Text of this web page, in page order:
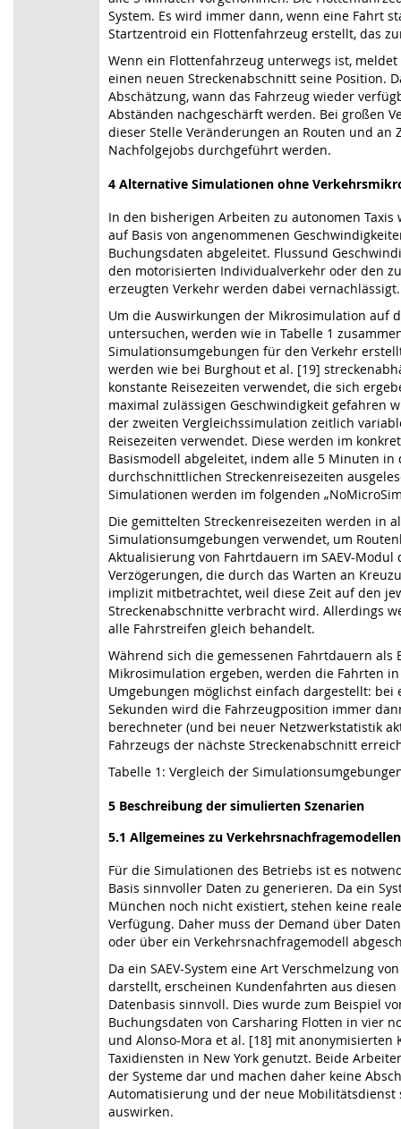
System. Es wird immer dann, wenn eine Fahrt
Startzentroid ein Flottenfahrzeug erstellt, das
Wenn ein Flottenfahrzeug unterwegs ist,
einen neuen Streckenabschnitt seine Position.
Abschätzung, wann das Fahrzeug wieder
Abständen nachgeschärft werden. Bei großen
dieser Stelle Veränderungen an Routen und an
Nachfolgejobs durchgeführt werden.
4 Alternative Simulationen ohne
In den bisherigen Arbeiten zu autonomen Taxis
auf Basis von angenommenen
Buchungsdaten abgeleitet. Flussund
den motorisierten Individualverkehr oder den
erzeugten Verkehr werden dabei vernachlässigt.
Um die Auswirkungen der Mikrosimulation auf
untersuchen, werden wie in Tabelle 1
Simulationsumgebungen für den Verkehr
werden wie bei Burghout et al. [19]
konstante Reisezeiten verwendet, die sich
maximal zulässigen Geschwindigkeit gefahren
der zweiten Vergleichssimulation zeitlich
Reisezeiten verwendet. Diese werden im
Basismodell abgeleitet, indem alle 5 Minuten in
durchschnittlichen Streckenreisezeiten
Simulationen werden im folgenden
Die gemittelten Streckenreisezeiten werden in
Simulationsumgebungen verwendet, um
Aktualisierung von Fahrtdauern im SAEV-
Verzögerungen, die durch das Warten an
implizit mitbetrachtet, weil diese Zeit auf den
Streckenabschnitte verbracht wird. Allerdings
alle Fahrstreifen gleich behandelt.
Während sich die gemessenen Fahrtdauern als
Mikrosimulation ergeben, werden die Fahrten in
Umgebungen möglichst einfach dargestellt: bei
Sekunden wird die Fahrzeugposition immer
berechneter (und bei neuer Netzwerkstatistik
Fahrzeugs der nächste Streckenabschnitt
Tabelle 1: Vergleich der
5 Beschreibung der simulierten Szenarien
5.1 Allgemeines zu Verkehrsnachfragemodellen
Für die Simulationen des Betriebs ist es
Basis sinnvoller Daten zu generieren. Da ein
München noch nicht existiert, stehen keine
Verfügung. Daher muss der Demand über
oder über ein Verkehrsnachfragemodell
Da ein SAEV-System eine Art Verschmelzung
darstellt, erscheinen Kundenfahrten aus diesen
Datenbasis sinnvoll. Dies wurde zum Beispiel
Buchungsdaten von Carsharing Flotten in vier
und Alonso-Mora et al. [18] mit anonymisierten
Taxidiensten in New York genutzt. Beide
der Systeme dar und machen daher keine
Automatisierung und der neue Mobilitätsdienst
auswirken.